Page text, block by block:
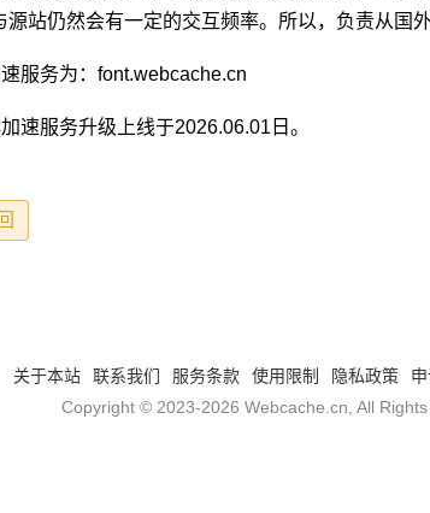
源站仍然会有一定的交互频率。所以，负责从国
服务为：font.webcache.cn
速服务升级上线于2026.06.01日。
关于本站 联系我们 服务条款 使用限制 隐私政策
Copyright © 2023-2026 Webcache.cn, All